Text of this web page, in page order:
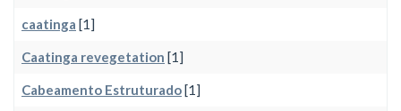
caatinga [1]
Caatinga revegetation [1]
Cabeamento Estruturado[1]